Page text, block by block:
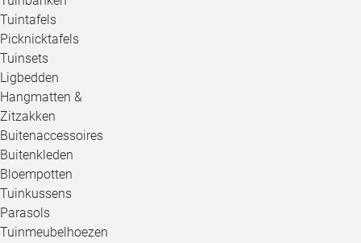
Tuintafels
Picknicktafels
Tuinsets
Ligbedden
Hangmatten &
Zitzakken
Buitenaccessoires
Buitenkleden
Bloempotten
Tuinkussens
Parasols
Tuinmeubelhoezen